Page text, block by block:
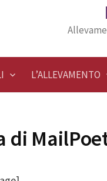
L’ALLEVAMENTO
di